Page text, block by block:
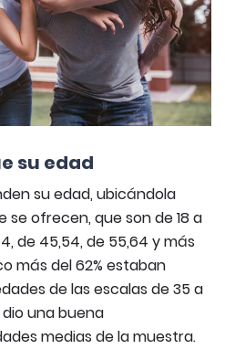
su edad
su edad, ubicándola
se ofrecen, que son de 18 a
de 45,54, de 55,64 y más
más del 62% estaban
de las escalas de 35 a
una buena
medias de la muestra.